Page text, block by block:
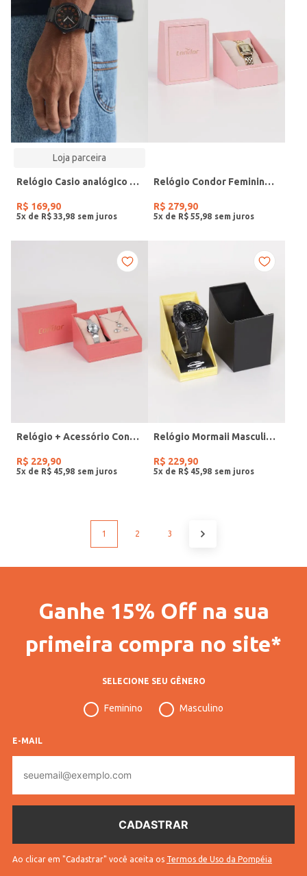
Loja parceira
Relógio Casio analógico MW-240-4BVDF-SC
R$ 169,90
5x de R$ 33 98
Relógio Condor Feminino DOURADO
R$ 279,90
5x de R$ 55 98
Relógio + Acessório Condor Feminino PRATA
R$ 229,90
5x de R$ 45 98
Relógio Mormaii Masculino PRETO
R$ 229,90
5x de R$ 45 98
1 2 3
Ganhe 15% Off na sua
primeira compra no site*
SELECIONE SEU GÊNERO
Feminino Masculino
E-MAIL
mail
Ao clicar em "Cadastrar" você aceita os Termos de Uso da Pompéia